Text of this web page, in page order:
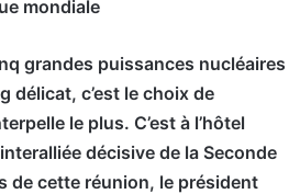
mondiale
grandes puissances nucléaires
délicat, c’est le choix de
le plus. C’est à l’hôtel
décisive de la Seconde
de cette réunion, le président